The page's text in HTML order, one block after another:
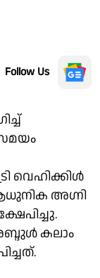
Follow Us
വെഹിക്കിൾ
അഗ്നി
കലാം